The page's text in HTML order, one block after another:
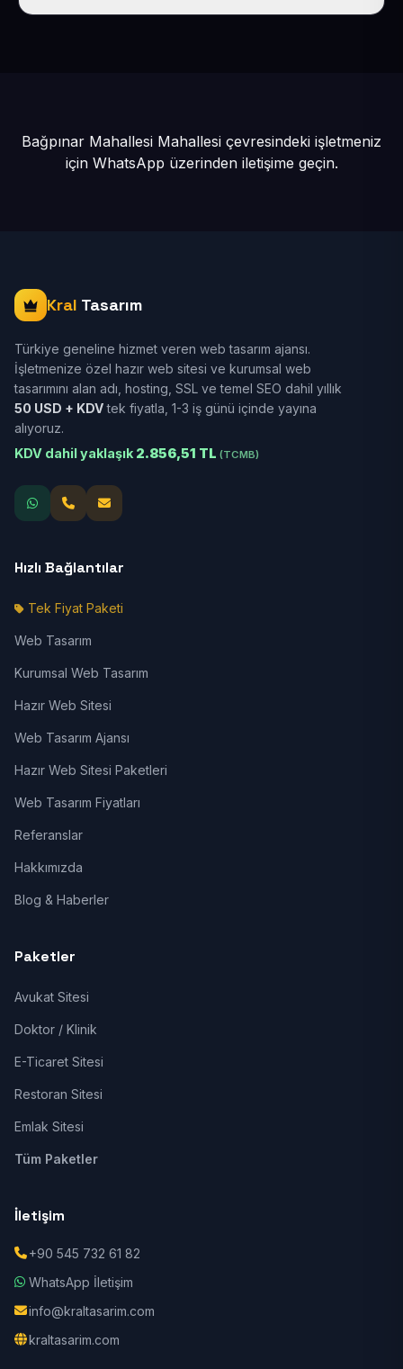
Bağpınar Mahallesi Mahallesi çevresindeki işletmeniz
için WhatsApp üzerinden iletişime geçin.
Kral Tasarım
Türkiye geneline hizmet veren web tasarım ajansı.
İşletmenize özel hazır web sitesi ve kurumsal web
tasarımını alan adı, hosting, SSL ve temel SEO dahil yıllık
50 USD + KDVtek fiyatla, 1-3 iş günü içinde yayına
alıyoruz.
KDV dahil yaklaşık 2.856,51 TL (TCMB)
Hızlı Bağlantılar
Tek Fiyat Paketi
Web Tasarım
Kurumsal Web Tasarım
Hazır Web Sitesi
Web Tasarım Ajansı
Hazır Web Sitesi Paketleri
Web Tasarım Fiyatları
Referanslar
Hakkımızda
Blog & Haberler
Paketler
Avukat Sitesi
Doktor / Klinik
E-Ticaret Sitesi
Restoran Sitesi
Emlak Sitesi
Tüm Paketler
İletişim
+90 545 732 61 82
WhatsApp İletişim
info@kraltasarim.com
kraltasarim.com